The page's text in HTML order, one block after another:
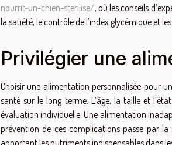
nourrit-un-chien-sterilise/, où les conseils
la satiété, le contrôle de l’index glycémique et
Privilégier une
Choisir une alimentation personnalisée pour
santé sur le long terme. L’âge, la taille et
évaluation individuelle. Une alimentation
prévention de ces complications passe par
apportant les nutriments indispensables dans